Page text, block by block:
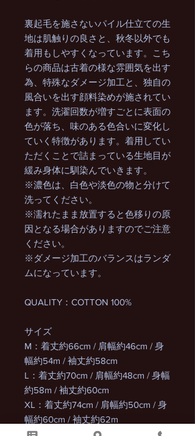
裏起毛を施さないパイル仕立ての生
地は肌触りの良さと、秋冬以外でも
着用もしやすくなっています。こち
らの商品は古着の様な雰囲気を出す
為、特殊なダメージ加工と、独自の
風合いを出す顔料染めが施されてい
ます。洗濯回数が増すごとに表面の
色が落ち、味のある色合いに変化し
ていく特徴があります。着用してい
ただくことで詰まっている生地目が
緩み身体に馴染んでいきます。
※濃色は、白色や淡色の物と分けて
洗ってください。
※濡れたまま放置すると色移りの原
因となる場合がありますのでご注意
ください。
※ダメージ加工のバランスはランダ
ムになっています。
QUALITY：COTTON 100%
サイズ
M：着丈約66cm / 肩幅約46cm / 身
幅約54m / 袖丈約58cm
L：着丈約70cm / 肩幅約48cm / 身幅
約58m / 袖丈約60cm
XL：着丈約74cm / 肩幅約50cm / 身
幅約60cm / 袖丈約62m